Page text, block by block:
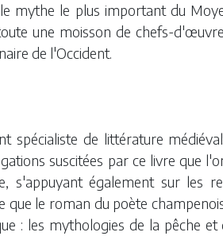
mythe le plus important du
une moisson de chefs-
de l'Occident.
spécialiste de littérature
suscitées par ce livre que
s'appuyant également sur les
que le roman du poète
: les mythologies de la pêche